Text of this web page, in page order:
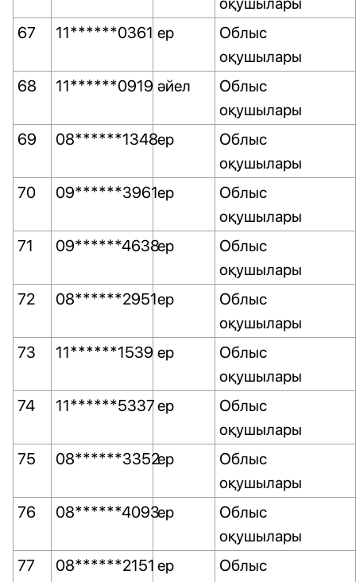
67
11******0361 ер
Облыс
оқушылары
68
11******0919 әйел
Облыс
оқушылары
69
08******1348ер
Облыс
оқушылары
70
09******3961ер
Облыс
оқушылары
71
09******4638ер
Облыс
оқушылары
72
08******2951ер
Облыс
оқушылары
73
11******1539 ер
Облыс
оқушылары
74
11******5337ер
Облыс
оқушылары
75
08******3352ер
Облыс
оқушылары
76
08******4093ер
Облыс
оқушылары
77
08******2151 ер
Облыс